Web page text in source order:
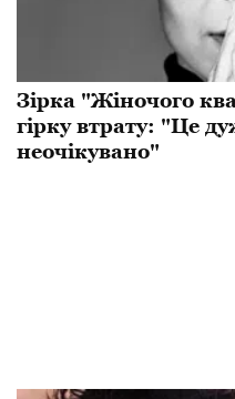
Зірка "Жіночого
гірку втрату: "Це
неочікувано"